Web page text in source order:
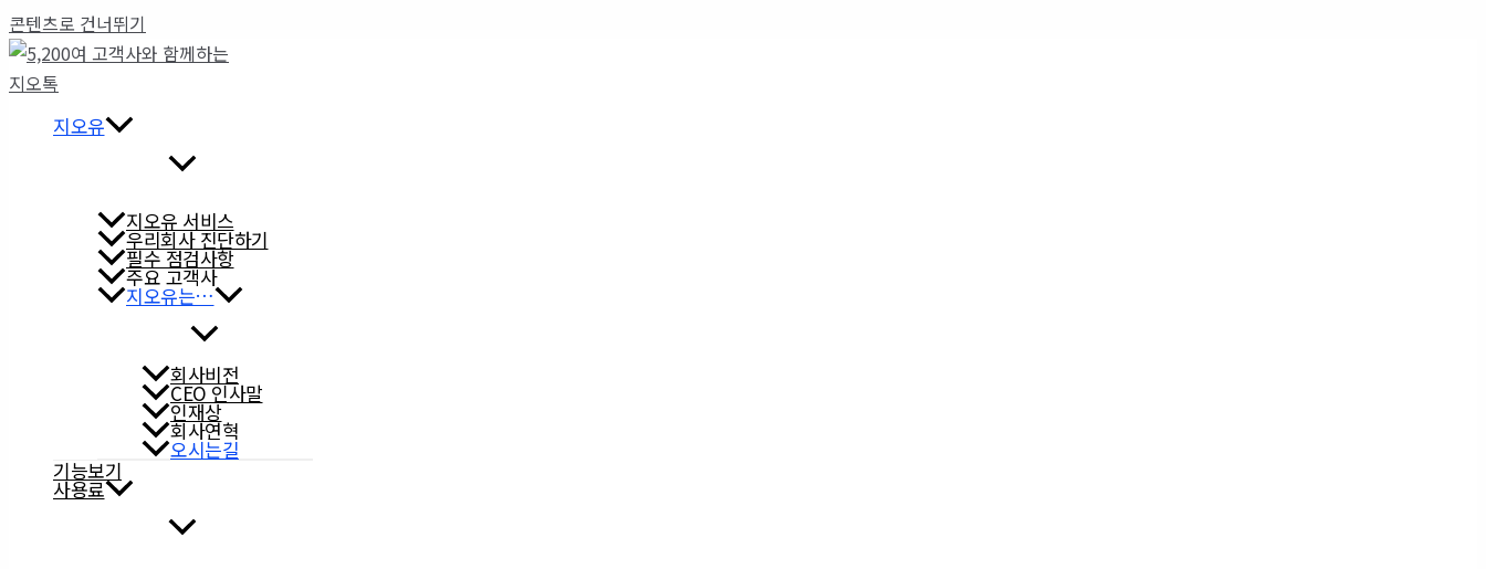
콘텐츠로 건너뛰기
지오유
지오유 서비스
우리회사 진단하기
필수 점검사항
주요 고객사
지오유는…
회사비전
CEO 인사말
인재상
회사연혁
오시는길
기능보기
사용료